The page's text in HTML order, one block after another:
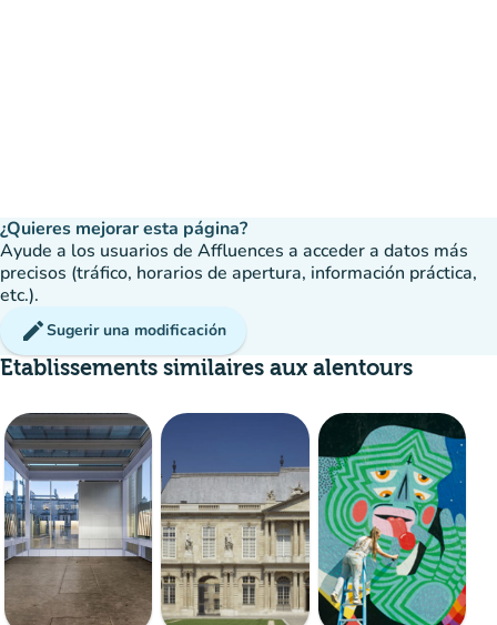
¿Quieres mejorar esta página?
Ayude a los usuarios de Affluences a acceder a datos más
precisos (tráfico, horarios de apertura, información práctica,
etc.).
editSugerir una modificación
Etablissements similaires aux alentours
eventReservadisponible